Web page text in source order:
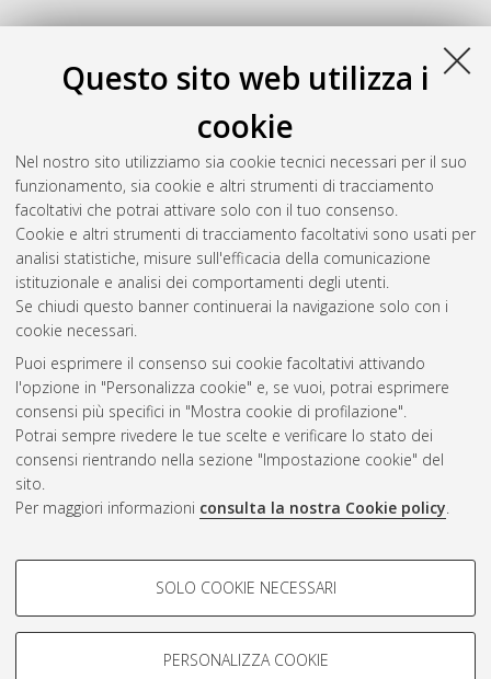
Questo sito web utilizza i
cookie
Nel nostro sito utilizziamo sia cookie tecnici necessari per il suo
funzionamento, sia cookie e altri strumenti di tracciamento
facoltativi che potrai attivare solo con il tuo consenso.
Cookie e altri strumenti di tracciamento facoltativi sono usati per
analisi statistiche, misure sull'efficacia della comunicazione
istituzionale e analisi dei comportamenti degli utenti.
Se chiudi questo banner continuerai la navigazione solo con i
cookie necessari.
Puoi esprimere il consenso sui cookie facoltativi attivando
l'opzione in "Personalizza cookie" e, se vuoi, potrai esprimere
consensi più specifici in "Mostra cookie di profilazione".
Potrai sempre rivedere le tue scelte e verificare lo stato dei
consensi rientrando nella sezione "Impostazione cookie" del
sito.
Per maggiori informazioni consulta la nostra Cookie policy.
COOKIE DI PROFILAZIONE -
Si tratta di cookie utilizzati per analizzare le caratteristiche della
navigazione degli utenti, creare profili in base al loro comportamento
SOLO COOKIE NECESSARI
PERSONALIZZA COOKIE
Gestione del documento:
Atom
Rss 1.0
Rss 2.0
AMS Laurea
Impostazioni Cookie
Informativa sulla privacy
Condizioni d’uso del sito